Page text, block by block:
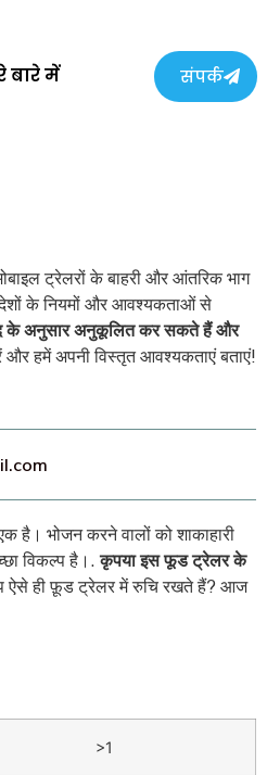
बारे में संपर्क
ट्रेलरों के बाहरी और आंतरिक भाग
के नियमों और आवश्यकताओं से
के अनुसार अनुकूलित कर सकते हैं और
हमें अपनी विस्तृत आवश्यकताएं बताएं!
है। भोजन करने वालों को शाकाहारी
विकल्प है।.कृपया इस फूड ट्रेलर के
ऐसे ही फ़ूड ट्रेलर में रुचि रखते हैं? आज
>1